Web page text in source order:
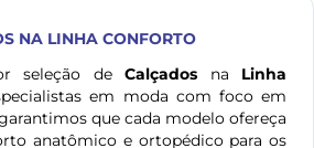
NA LINHA CONFORTO
seleção deCalçados na Linha
em moda com foco em
que cada modelo ofereça
anatômico e ortopédico para os